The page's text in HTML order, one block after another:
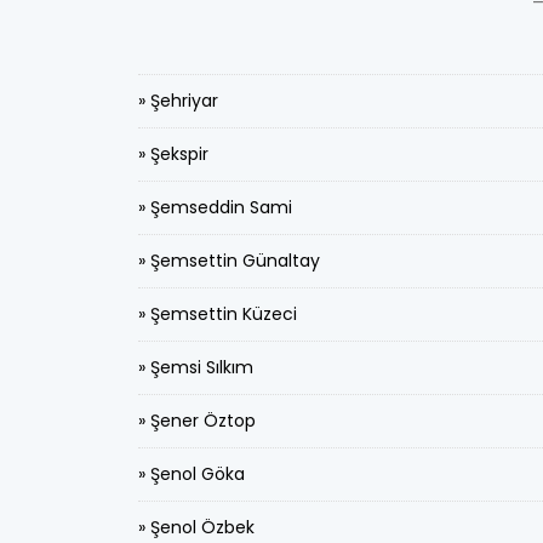
» Şehriyar
» Şekspir
» Şemseddin Sami
» Şemsettin Günaltay
» Şemsettin Küzeci
» Şemsi Sılkım
» Şener Öztop
» Şenol Göka
» Şenol Özbek